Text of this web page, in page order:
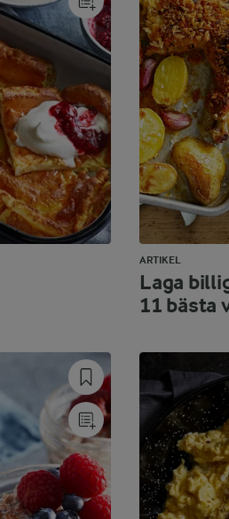
ARTIKEL
Laga
11 bästa